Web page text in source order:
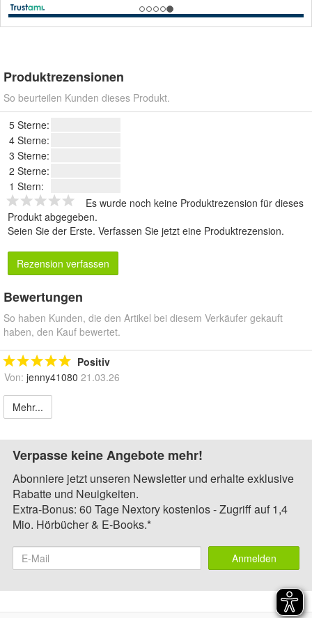
Produktrezensionen
So beurteilen Kunden dieses Produkt.
5 Sterne:
4 Sterne:
3 Sterne:
2 Sterne:
1 Stern:
Es wurde noch keine Produktrezension für dieses
Produkt abgegeben.
Seien Sie der Erste. Verfassen Sie jetzt eine Produktrezension.
Rezension verfassen
Bewertungen
So haben Kunden, die den Artikel bei diesem Verkäufer gekauft
haben, den Kauf bewertet.
Positiv
Von: jenny41080 21.03.26
Mehr...
Verpasse keine Angebote mehr!
Abonniere jetzt unseren Newsletter und erhalte exklusive
Rabatte und Neuigkeiten.
Extra-Bonus: 60 Tage Nextory kostenlos - Zugriff auf 1,4
Mio. Hörbücher & E-Books.*
Anmelden